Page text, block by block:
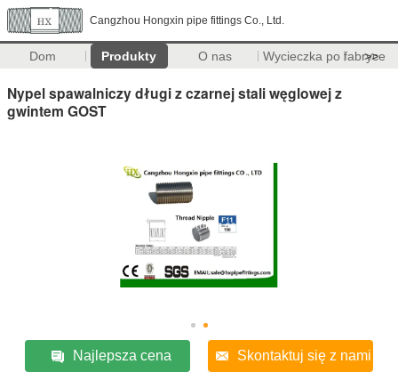
Cangzhou Hongxin pipe fittings Co., Ltd.
Dom Produkty O nas Wycieczka po fabryce
>>
Nypel spawalniczy długi z czarnej stali węglowej z
gwintem GOST
Najlepsza cena Skontaktuj się z nami